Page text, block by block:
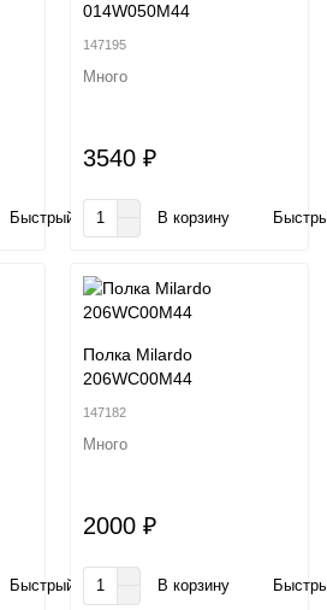
Быстрый заказ
014W050M44
147195
Много
3540 ₽
В корзину
Быстрый заказ
Полка Milardo
206WC00M44
147182
Много
2000 ₽
В корзину